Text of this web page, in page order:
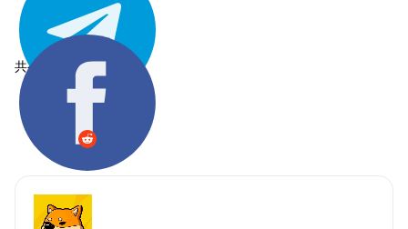
共有する: